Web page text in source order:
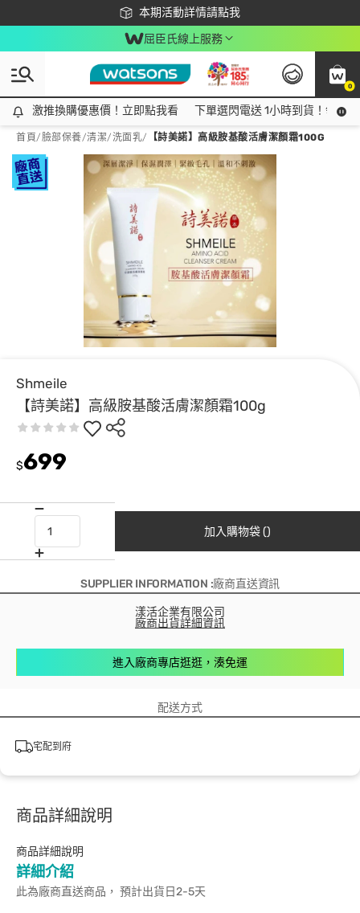
本期活動詳情請點我
下載app最高回饋$350
屈臣氏線上服務
0
激推換購優惠價！立即點我看
激推換購優惠價！立即點我看 下單選閃電送 1小時到貨！領神
首頁/臉部保養/清潔/洗面乳/ 【詩美諾】高級胺基酸活膚潔顏霜100G
Shmeile
【詩美諾】高級胺基酸活膚潔顏霜100g
$699
加入購物袋 ()
SUPPLIER INFORMATION :廠商直送資訊
漾活企業有限公司
廠商出貨詳細資訊
進入廠商專店逛逛，湊免運
配送方式
宅配到府
商品詳細說明
商品詳細說明
詳細介紹
此為廠商直送商品， 預計出貨日2-5天